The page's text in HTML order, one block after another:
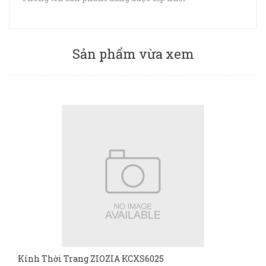
Sản phẩm vừa xem
Kính Thời Trang ZIOZIA KCXS6025